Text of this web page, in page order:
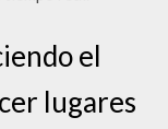
el
lugares